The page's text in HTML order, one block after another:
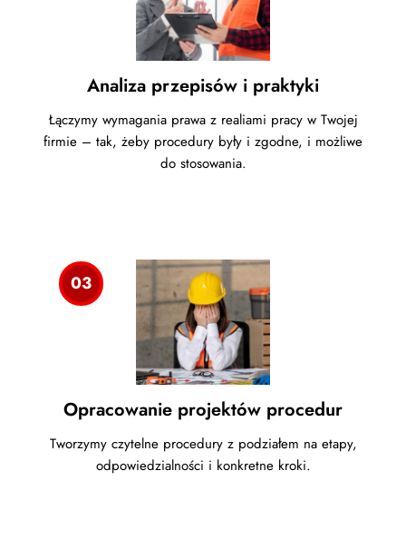
Analiza przepisów i praktyki
Łączymy wymagania prawa z realiami pracy w Twojej
firmie – tak, żeby procedury były i zgodne, i możliwe
do stosowania.
03
Opracowanie projektów procedur
Tworzymy czytelne procedury z podziałem na etapy,
odpowiedzialności i konkretne kroki.